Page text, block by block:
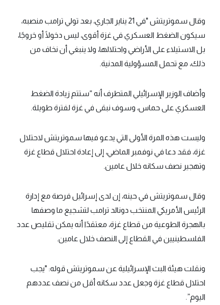
وقال سموتريتش "في 21 يناير الجاري، بعد تولي ترامب منصبه،
سيكون الضغط العسكري في غزة أقوى، ليس دخولًا أو خروجًا،
بل الاستيلاء على الأراضي واحتلالها، ولا ينبغي أن نخاف من
ذلك، مع تحمل المسؤولية المدنية.
وأضاف الوزير الإسرائيلي المتطرف أنه “ستتم زيادة الضغط
العسكري على حماس، وسوف نبقى في غزة لفترة طويلة.
وليست هذه المرة الأولى التي يدعو فيها سموتريتش لاحتلال
غزة، فقد دعا في نوفمبر الماضي، إلى إعادة احتلال قطاع غزة
وتهجير نصف سكانه خلال عامين.
وقال سموتريتش في حينه، إن لدى إسرائيل فرصة مع إدارة
الرئيس الأمريكي المنتخب دونالد ترامب لتشجيع ما وصفها
بالهجرة الطوعية من قطاع غزة، معتقدًا أنه يمكن تقليص عدد
الفلسطينيين في القطاع إلى النصف خلال عامين.
ونقلت هيئة البث الإسرائيلية عن سموتريتش قوله: "يجب
احتلال قطاع غزة وجعل عدد سكانه أقل من نصف عددهم
اليوم”.